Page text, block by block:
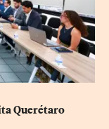
Querétaro